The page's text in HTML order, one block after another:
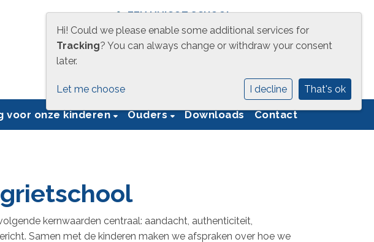
EEN UNICOZ SCHOOL
voor onze kinderen Ouders Downloads Contact
kernwaarden centraal: aandacht, authenticiteit,
Samen met de kinderen maken we afspraken over hoe we
Hi! Could we please enable some additional services for
Tracking? You can always change or withdraw your consent
later.
Let me choose I decline That's ok